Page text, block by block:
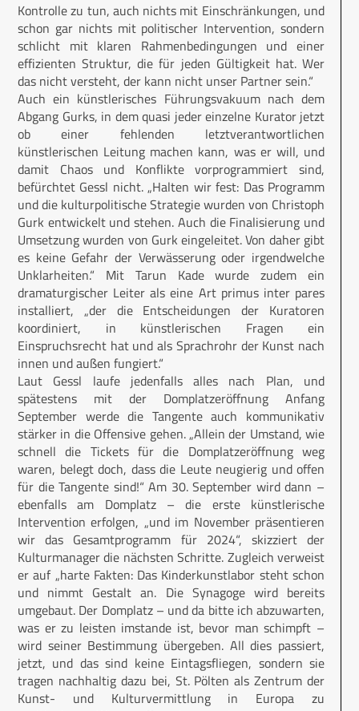
Kontrolle zu tun, auch nichts mit Einschränkungen, und
schon gar nichts mit politischer Intervention, sondern
schlicht mit klaren Rahmenbedingungen und einer
effizienten Struktur, die für jeden Gültigkeit hat. Wer
das nicht versteht, der kann nicht unser Partner sein.“
Auch ein künstlerisches Führungsvakuum nach dem
Abgang Gurks, in dem quasi jeder einzelne Kurator jetzt
ob einer fehlenden letztverantwortlichen
künstlerischen Leitung machen kann, was er will, und
damit Chaos und Konflikte vorprogrammiert sind,
befürchtet Gessl nicht. „Halten wir fest: Das Programm
und die kulturpolitische Strategie wurden von Christoph
Gurk entwickelt und stehen. Auch die Finalisierung und
Umsetzung wurden von Gurk eingeleitet. Von daher gibt
es keine Gefahr der Verwässerung oder irgendwelche
Unklarheiten.“ Mit Tarun Kade wurde zudem ein
dramaturgischer Leiter als eine Art primus inter pares
installiert, „der die Entscheidungen der Kuratoren
koordiniert, in künstlerischen Fragen ein
Einspruchsrecht hat und als Sprachrohr der Kunst nach
innen und außen fungiert.“
Laut Gessl laufe jedenfalls alles nach Plan, und
spätestens mit der Domplatzeröffnung Anfang
September werde die Tangente auch kommunikativ
stärker in die Offensive gehen. „Allein der Umstand, wie
schnell die Tickets für die Domplatz­eröffnung weg
waren, belegt doch, dass die Leute neugierig und offen
für die Tangente sind!“ Am 30. September wird dann –
ebenfalls am Domplatz – die erste künstlerische
Intervention erfolgen, „und im November präsentieren
wir das Gesamtprogramm für 2024“, skizziert der
Kulturmanager die nächsten Schritte. Zugleich verweist
er auf „harte Fakten: Das Kinderkunstlabor steht schon
und nimmt Gestalt an. Die Synagoge wird bereits
umgebaut. Der Domplatz – und da bitte ich abzuwarten,
was er zu leisten imstande ist, bevor man schimpft –
wird seiner Bestimmung übergeben. All dies passiert,
jetzt, und das sind keine Eintagsfliegen, sondern sie
tragen nachhaltig dazu bei, St. Pölten als Zentrum der
Kunst- und Kulturvermittlung in Europa zu